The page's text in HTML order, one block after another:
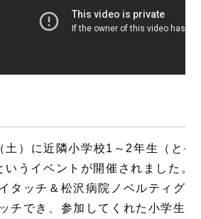
）に近隣小学校1～2年生（と
いうイベントが開催されました
タッチ＆松沢病院ノベルティグ
チでき、参加してくれた小学生